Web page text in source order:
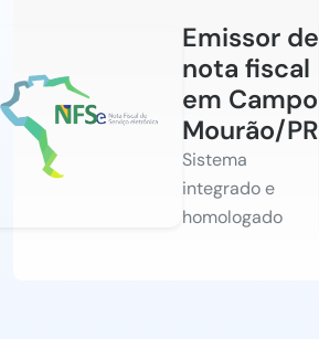
Emissor de
nota fiscal
em Campo
Mourão/PR
Sistema
integrado e
homologado